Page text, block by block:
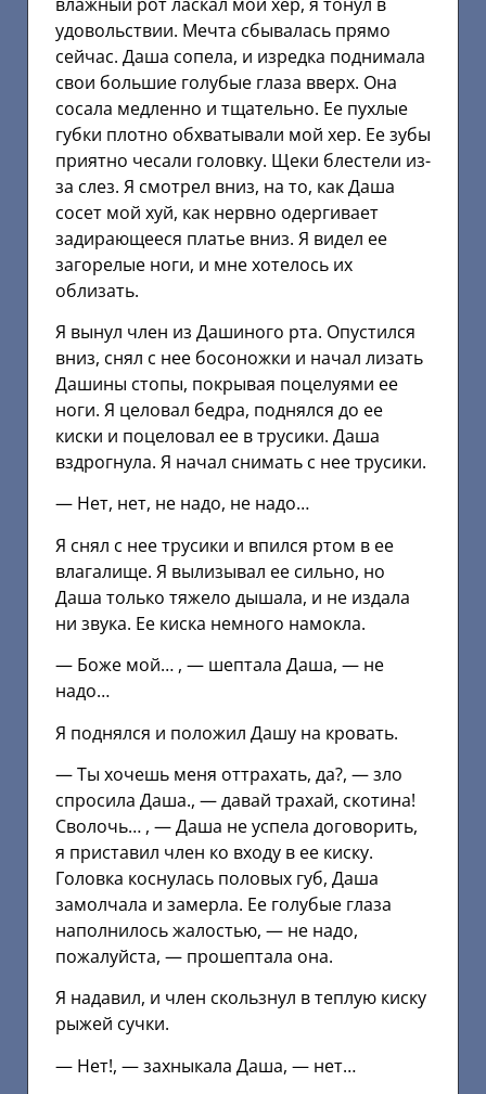
удовольствии. Мечта сбывалась прямо
сейчас. Даша сопела, и изредка поднимала
свои большие голубые глаза вверх. Она
сосала медленно и тщательно. Ее пухлые
губки плотно обхватывали мой хер. Ее зубы
приятно чесали головку. Щеки блестели из-
за слез. Я смотрел вниз, на то, как Даша
сосет мой хуй, как нервно одергивает
задирающееся платье вниз. Я видел ее
загорелые ноги, и мне хотелось их
облизать.
Я вынул член из Дашиного рта. Опустился
вниз, снял с нее босоножки и начал лизать
Дашины стопы, покрывая поцелуями ее
ноги. Я целовал бедра, поднялся до ее
киски и поцеловал ее в трусики. Даша
вздрогнула. Я начал снимать с нее трусики.
— Нет, нет, не надо, не надо…
Я снял с нее трусики и впился ртом в ее
влагалище. Я вылизывал ее сильно, но
Даша только тяжело дышала, и не издала
ни звука. Ее киска немного намокла.
— Боже мой… , — шептала Даша, — не
надо…
Я поднялся и положил Дашу на кровать.
— Ты хочешь меня оттрахать, да?, — зло
спросила Даша., — давай трахай, скотина!
Сволочь… , — Даша не успела договорить,
я приставил член ко входу в ее киску.
Головка коснулась половых губ, Даша
замолчала и замерла. Ее голубые глаза
наполнилось жалостью, — не надо,
пожалуйста, — прошептала она.
Я надавил, и член скользнул в теплую киску
рыжей сучки.
— Нет!, — захныкала Даша, — нет…